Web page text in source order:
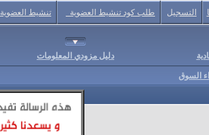
التسجيل طلب كود تنشيط العضوية تنشيط العضوية
دليل مزودي المعلومات
السوق